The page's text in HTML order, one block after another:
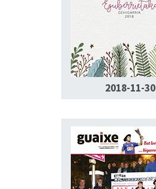
2018-11-30